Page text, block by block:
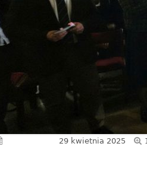
80 lecie szkoły
60 lecie szkoły
50 lecie szkoły
Humor
29 kwietnia 2025